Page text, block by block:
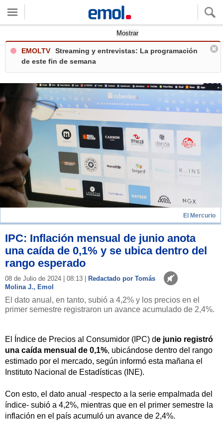
Mostrar
EMOLTV
Streaming y entrevistas: La programación
de este fin de semana
El Mercurio
IPC: Inflación mensual de junio anota
una caída de 0,1% y se ubica dentro del
rango esperado
08 de Julio de 2024 | 08:13 |
Redactado por Tomás
Molina J., Emol
El dato anual, en tanto, subió a 4,2% y los precios en el
primer semestre registraron un avance acumulado de 2,4%.
El Índice de Precios al Consumidor (IPC) de junio registró
una caída mensual de 0,1%, ubicándose dentro del rango
estimado por el mercado, según informó esta mañana el
Instituto Nacional de Estadísticas (INE).
Con esto, el dato anual -respecto a la serie empalmada del
índice- subió a 4,2%, mientras que en el primer semestre la
inflación en el país acumuló un avance de 2,4%.